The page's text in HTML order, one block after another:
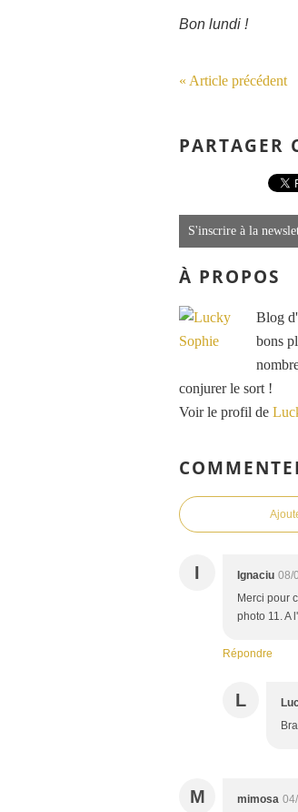
Bon lundi !
« Article précédent
PARTAGER
S'inscrire à la
À PROPOS
Blog
bons
conjurer le sort !
Voir le profil de
I Ignaciu 08/
Merci pour
photo 11. A
Répondre
L
M mimosa